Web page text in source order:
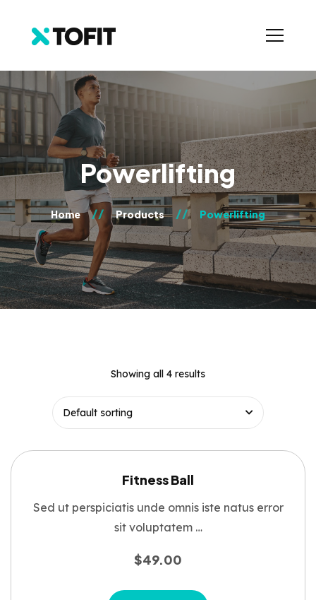
Powerlifting
Home Products Powerlifting
Showing all 4 results
Fitness Ball
Sed ut perspiciatis unde omnis iste natus error
sit voluptatem …
$49.00